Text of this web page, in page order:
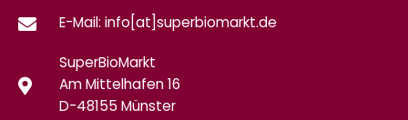
E-Mail: info[at]superbiomarkt.de
SuperBioMarkt
Am Mittelhafen 16
D-48155 Münster